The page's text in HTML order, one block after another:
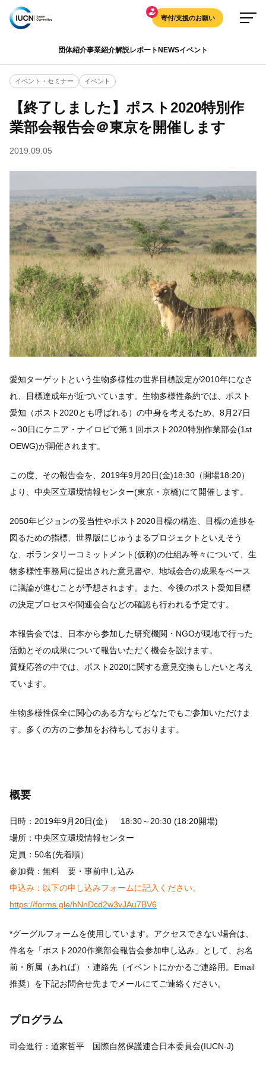
寄付/支援のお願い
団体紹介事業紹介解説レポート NEWSイベント
イベント・セミナー イベント
【終了しました】ポスト2020特別作
業部会報告会＠東京を開催します
2019.09.05
愛知ターゲットという生物多様性の世界目標設定が2010年になさ
れ、目標達成年が近づいています。生物多様性条約では、ポスト
愛知（ポスト2020とも呼ばれる）の中身を考えるため、8月27日
～30日にケニア・ナイロビで第１回ポスト2020特別作業部会(1st
OEWG)が開催されます。
この度、その報告会を、2019年9月20日(金)18:30（開場18:20）
より、中央区立環境情報センター(東京・京橋)にて開催します。
2050年ビジョンの妥当性やポスト2020目標の構造、目標の進捗を
図るための指標、世界版にじゅうまるプロジェクトといえそう
な、ボランタリーコミットメント(仮称)の仕組み等々について、生
物多様性事務局に提出された意見書や、地域会合の成果をベース
に議論が進むことが予想されます。また、今後のポスト愛知目標
の決定プロセスや関連会合などの確認も行われる予定です。
本報告会では、日本から参加した研究機関・NGOが現地で行った
活動とその成果について報告いただく機会を設けます。
質疑応答の中では、ポスト2020に関する意見交換もしたいと考え
ています。
生物多様性保全に関心のある方ならどなたでもご参加いただけま
す。多くの方のご参加をお待ちしております。
概要
日時：2019年9月20日(金） 18:30～20:30 (18:20開場)
場所：中央区立環境情報センター
定員：50名(先着順）
参加費：無料 要・事前申し込み
申込み：以下の申し込みフォームに記入ください。
https://forms.gle/hNnDcd2w3vJAu7BV6
*グーグルフォームを使用しています。アクセスできない場合は、
件名を「ポスト2020作業部会報告会参加申し込み」として、お名
前・所属（あれば）・連絡先（イベントにかかるご連絡用。Email
推奨）を下記お問合せ先までメールにてご連絡ください。
プログラム
司会進行：道家哲平 国際自然保護連合日本委員会(IUCN-J)